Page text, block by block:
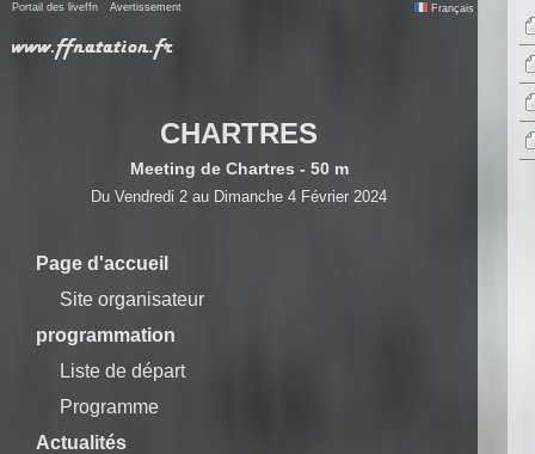
Portail des liveffn Avertissement Français
CHARTRES
Meeting de Chartres - 50 m
Du Vendredi 2 au Dimanche 4 Février 2024
Page d'accueil
Site organisateur
programmation
Liste de départ
Programme
Actualités